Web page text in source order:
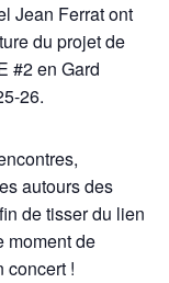
Jean Ferrat ont
du projet de
#2 en Gard
26.
autours des
de tisser du lien
moment de
concert !